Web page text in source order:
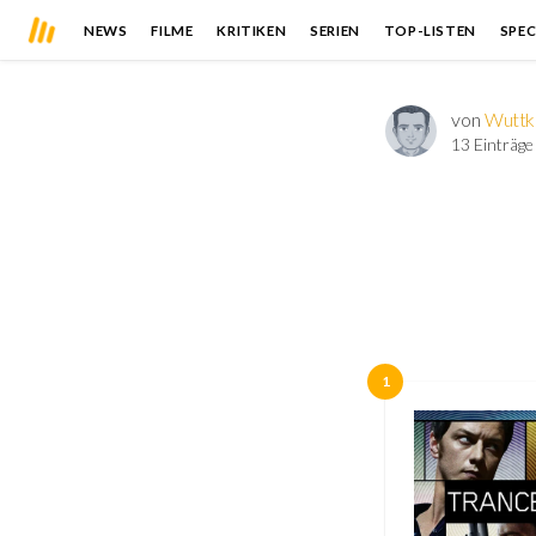
NEWS FILME KRITIKEN SERIEN TOP-LISTEN
von
13 Einträge
1